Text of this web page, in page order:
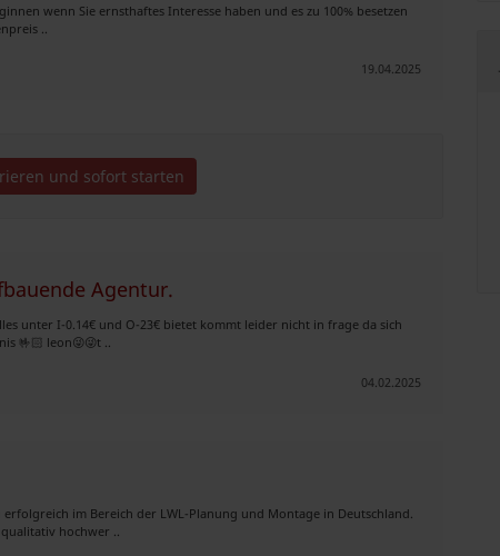
wenn Sie ernsthaftes Interesse haben und es zu 100% besetzen
..
19.04.2025
und sofort starten
Agentur.
unter I-0.14€ und O-23€ bietet kommt leider nicht in frage da sich
🤟🏻 leon😜😜t ..
04.02.2025
im Bereich der LWL-Planung und Montage in Deutschland.
hochwer ..